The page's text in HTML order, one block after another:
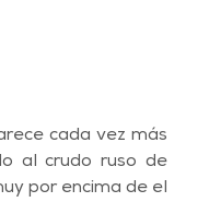
cada vez más
al crudo ruso de
por encima de el